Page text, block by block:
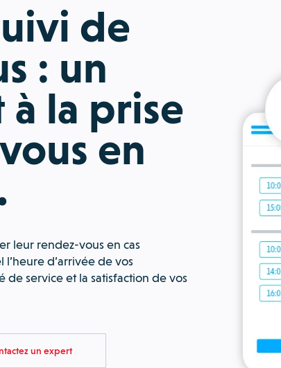
de
: un
à la prise
en
leur rendez-vous en cas
d’arrivée de vos
de service et la satisfaction de vos
un expert